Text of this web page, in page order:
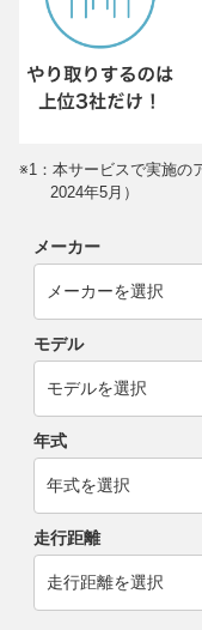
※1：本サービスで実施の
2024年5月）
メーカー
モデル
年式
走行距離